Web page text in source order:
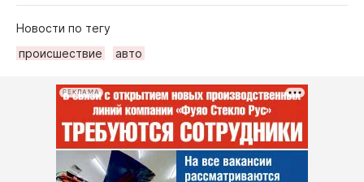
Новости по тегу
происшествие
авто
РЕКЛАМА